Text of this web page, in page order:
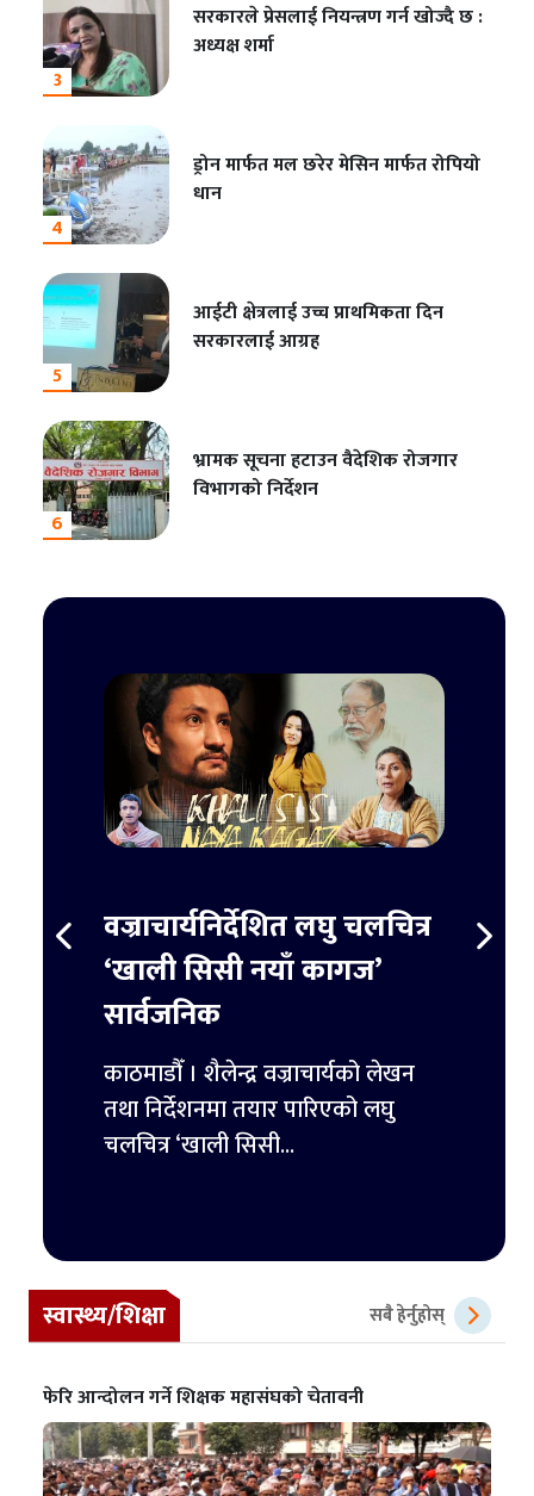
3
सरकारले प्रेसलाई नियन्त्रण गर्न खोज्दै छ :
अध्यक्ष शर्मा
4
ड्रोन मार्फत मल छरेर मेसिन मार्फत रोपियो
धान
5
आईटी क्षेत्रलाई उच्च प्राथमिकता दिन
सरकारलाई आग्रह
6
भ्रामक सूचना हटाउन वैदेशिक रोजगार
विभागको निर्देशन
वज्राचार्यनिर्देशित लघु चलचित्र
‘खाली सिसी नयाँ कागज’
सार्वजनिक
काठमाडौँ । शैलेन्द्र वज्राचार्यको लेखन
तथा निर्देशनमा तयार पारिएको लघु
चलचित्र ‘खाली सिसी...
स्वास्थ्य/शिक्षा सबै हेर्नुहोस्
फेरि आन्दोलन गर्ने शिक्षक महासंघको चेतावनी